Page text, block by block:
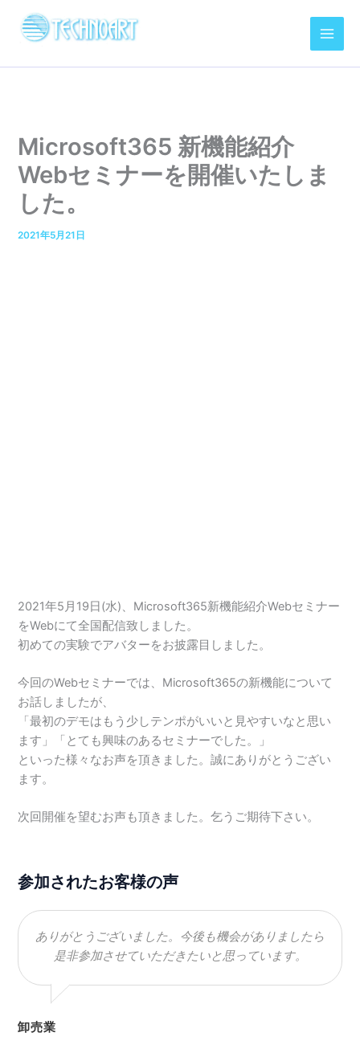
ス
Microsoft365 新機能紹介
Webセミナーを開催いたしま
した。
2021年5月21日
2021年5月19日(水)、Microsoft365新機能紹介Webセミナー
をWebにて全国配信致しました。
初めての実験でアバターをお披露目しました。
今回のWebセミナーでは、Microsoft365の新機能について
お話しましたが、
「最初のデモはもう少しテンポがいいと見やすいなと思い
ます」「とても興味のあるセミナーでした。」
といった様々なお声を頂きました。誠にありがとうござい
ます。
次回開催を望むお声も頂きました。乞うご期待下さい。
参加されたお客様の声
ありがとうございました。今後も機会がありましたら
是非参加させていただきたいと思っています。
卸売業